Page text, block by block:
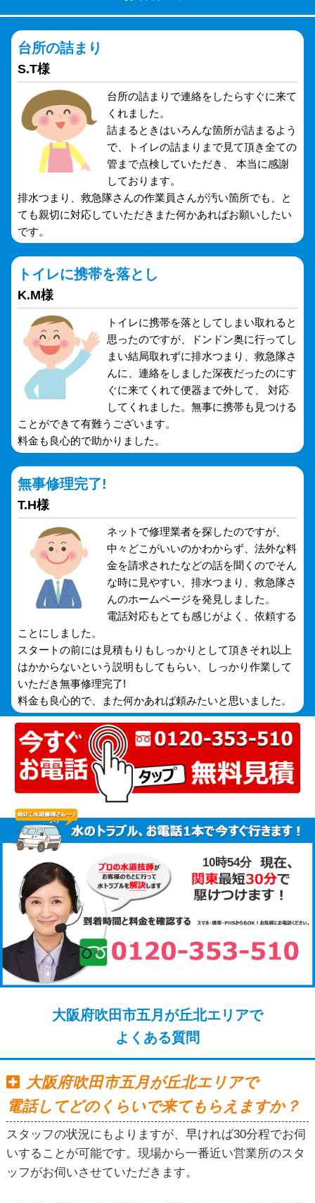
台所の詰まり
S.T様
台所の詰まりで連絡をしたらすぐに来て
くれました。
詰まるときはいろんな箇所が詰まるよう
で、トイレの詰まりまで見て頂き全ての
管まで点検していただき、 本当に感謝
しております。
排水つまり、救急隊さんの作業員さんが汚い箇所でも、と
ても親切に対応していただきまた何かあればお願いしたい
です。
トイレに携帯を落とし
K.M様
トイレに携帯を落としてしまい取れると
思ったのですが、ドンドン奥に行ってし
まい結局取れずに排水つまり、救急隊さ
んに、連絡をしました深夜だったのにす
ぐに来てくれて便器まで外して、 対応
してくれました。無事に携帯も見つける
ことができて有難うございます。
料金も良心的で助かりました。
無事修理完了!
T.H様
ネットで修理業者を探したのですが、
中々どこがいいのかわからず、法外な料
金を請求されたなどの話を聞くのでそん
な時に見やすい、排水つまり、救急隊さ
んのホームページを発見しました。
電話対応もとても感じがよく、依頼する
ことにしました。
スタートの前には見積もりもしっかりとして頂きそれ以上
はかからないという説明もしてもらい、しっかり作業して
いただき無事修理完了!
料金も良心的で、また何かあれば頼みたいと思いました。
10時54分
大阪府吹田市五月が丘北エリアで
よくある質問
大阪府吹田市五月が丘北エリアで
電話してどのくらいで来てもらえますか？
スタッフの状況にもよりますが、早ければ30分程でお伺
いすることが可能です。現場から一番近い営業所のスタ
ッフがお伺いさせていただきます。